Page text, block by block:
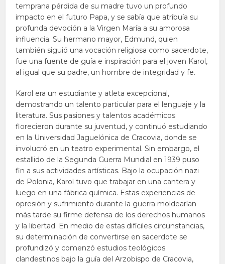
temprana pérdida de su madre tuvo un profundo
impacto en el futuro Papa, y se sabía que atribuía su
profunda devoción a la Virgen María a su amorosa
influencia. Su hermano mayor, Edmund, quien
también siguió una vocación religiosa como sacerdote,
fue una fuente de guía e inspiración para el joven Karol,
al igual que su padre, un hombre de integridad y fe.
Karol era un estudiante y atleta excepcional,
demostrando un talento particular para el lenguaje y la
literatura. Sus pasiones y talentos académicos
florecieron durante su juventud, y continuó estudiando
en la Universidad Jaguelónica de Cracovia, donde se
involucró en un teatro experimental. Sin embargo, el
estallido de la Segunda Guerra Mundial en 1939 puso
fin a sus actividades artísticas. Bajo la ocupación nazi
de Polonia, Karol tuvo que trabajar en una cantera y
luego en una fábrica química. Estas experiencias de
opresión y sufrimiento durante la guerra moldearían
más tarde su firme defensa de los derechos humanos
y la libertad. En medio de estas difíciles circunstancias,
su determinación de convertirse en sacerdote se
profundizó y comenzó estudios teológicos
clandestinos bajo la guía del Arzobispo de Cracovia,